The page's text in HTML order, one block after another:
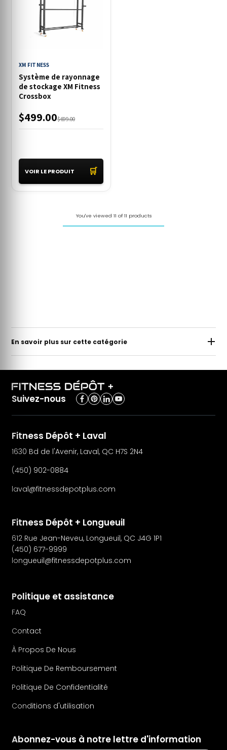
XM FITNESS
Système de rayonnage
de stockage XM Fitness
Crossbox
$699.00
$499.00
VOIR LE PRODUIT 🛒
You've viewed 11 of 11 products
En savoir plus sur cette catégorie
Suivez-nous
Fitness Dépôt + Laval
1630 Bd de l'Avenir, Laval, QC H7S 2N4
(450) 902-0884
laval@fitnessdepotplus.com
Fitness Dépôt + Longueuil
612 Rue Jean-Neveu, Longueuil, QC J4G 1P1
(450) 677-9999
longueuil@fitnessdepotplus.com
Politique et assistance
FAQ
Contact
À Propos De Nous
Politique De Remboursement
Politique De Confidentialité
Conditions d'utilisation
Abonnez-vous à notre lettre d'information